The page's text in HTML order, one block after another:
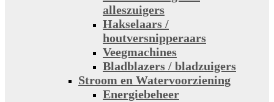
alleszuigers
Hakselaars /
houtversnipperaars
Veegmachines
Bladblazers / bladzuigers
Stroom en Watervoorziening
Energiebeheer